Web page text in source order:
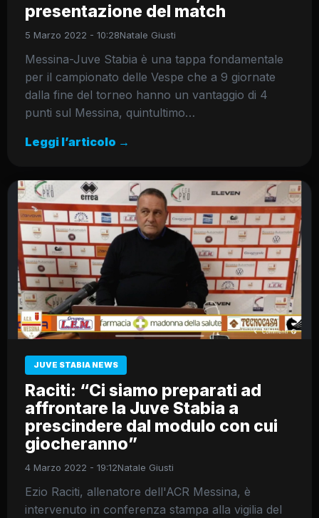
presentazione del match
5 Marzo 2022 - 10:28Natale Giusti
Messina-Juve Stabia è una tappa fondamentale
per il campionato delle Vespe che a 9 giornate
dalla fine del torneo hanno un vantaggio di 4
punti sul Messina, quintultimo…
Leggi l’articolo →
JUVE STABIA NEWS
Raciti: “Ci siamo preparati ad
affrontare la Juve Stabia a
prescindere dal modulo con cui
giocheranno”
4 Marzo 2022 - 19:12Natale Giusti
Ezio Raciti, allenatore dell'ACR Messina, è
intervenuto in conferenza stampa alla vigilia del